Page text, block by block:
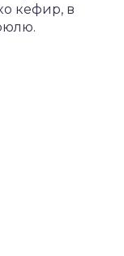
кефир, в